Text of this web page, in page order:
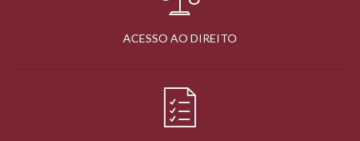
ACESSO AO DIREITO